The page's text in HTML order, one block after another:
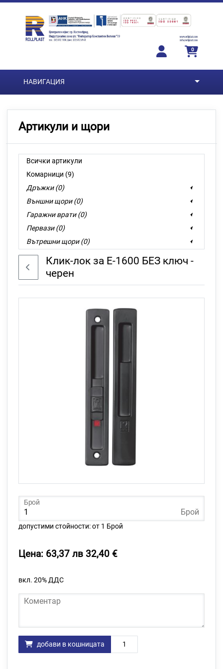
Преминете към основното съдържание
0
НАВИГАЦИЯ
Артикули и щори
Всички артикули
Комарници (9)
Дръжки (0)
Външни щори (0)
Гаражни врати (0)
Первази (0)
Вътрешни щори (0)
Бутони и дист. управления (0)
НазадКлик-лок за Е-1600 БЕЗ ключ -
черен
Брой
Брой
допустими стойности: от 1 Брой
Цена: 63,37 лв 32,40 €
вкл. 20% ДДС
Коментар
добави в кошницата
Количество